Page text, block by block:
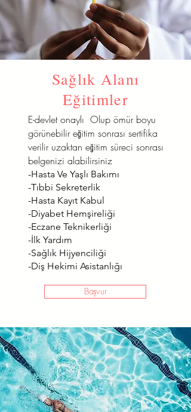
Sağlık Alanı
Eğitimler
E-devlet onaylı Olup ömür boyu
görünebilir eğitim sonrası sertifika
verilir uzaktan eğitim süreci sonrası
belgenizi alabilirsiniz
-Hasta Ve Yaşlı Bakımı
-Tıbbi Sekreterlik
-Hasta Kayıt Kabul
-Diyabet Hemşireliği
-Eczane Teknikerliği
-İlk Yardım
-Sağlık Hijyenciliği
-Diş Hekimi Asistanlığı
Başvur